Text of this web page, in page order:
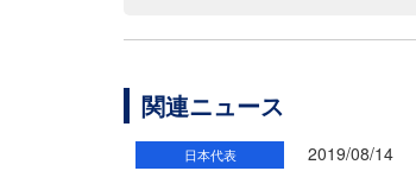
関連ニュース
日本代表 2019/08/14